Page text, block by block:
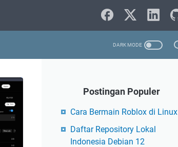
Postingan Populer
Cara Bermain Roblox di Linux
Daftar Repository Lokal
Indonesia Debian 12